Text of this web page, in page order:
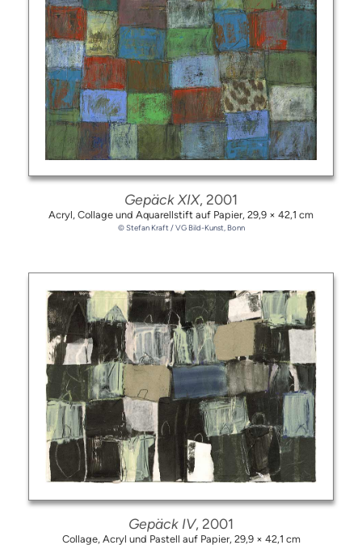
Gepäck XIX, 2001
Acryl, Collage und Aquarellstift auf Papier, 29,9 × 42,1 cm
© Stefan Kraft / VG Bild-Kunst, Bonn
Gepäck IV, 2001
Collage, Acryl und Pastell auf Papier, 29,9 × 42,1 cm